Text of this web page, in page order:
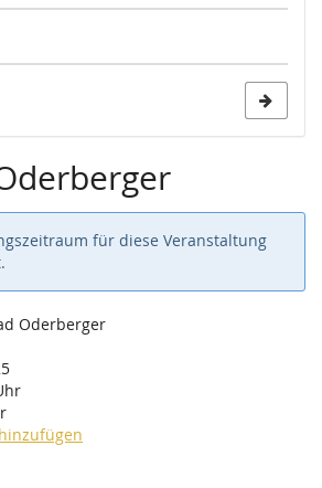
für diese Veranstaltung
Oderberger